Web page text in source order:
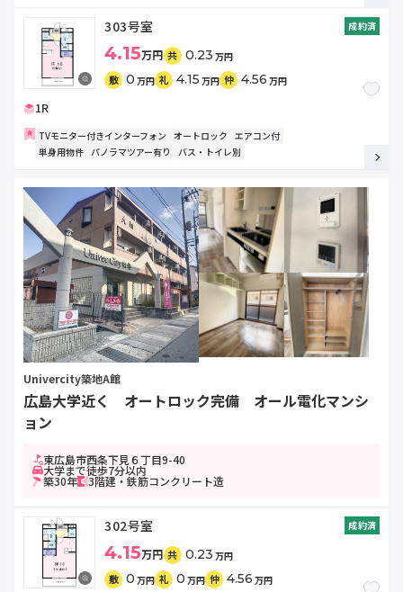
303号室 成約済
4.15万円 共 0.23 万円
敷 0 万円 礼 4.15 万円 仲 4.56 万円
1R
TVモニター付きインターフォン オートロック エアコン付
単身用物件 パノラマツアー有り バス・トイレ別
Univercity築地A館
広島大学近く オートロック完備 オール電化マンシ
ョン
東広島市西条下見６丁目9-40
大学まで徒歩7分以内
築30年 3階建・鉄筋コンクリート造
302号室 成約済
4.15万円 共 0.23 万円
敷 0 万円 礼 0 万円 仲 4.56 万円